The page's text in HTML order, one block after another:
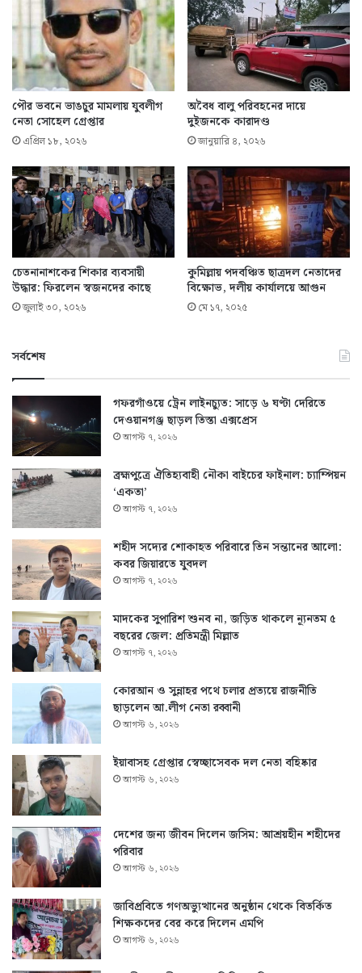
পৌর ভবনে ভাঙচুর মামলায় যুবলীগ
নেতা সোহেল গ্রেপ্তার
এপ্রিল ১৮, ২০২৬
অবৈধ বালু পরিবহনের দায়ে
দুইজনকে কারাদণ্ড
জানুয়ারি ৪, ২০২৬
চেতনানাশকের শিকার ব্যবসায়ী
উদ্ধার: ফিরলেন স্বজনদের কাছে
জুলাই ৩০, ২০২৬
কুমিল্লায় পদবঞ্চিত ছাত্রদল নেতাদের
বিক্ষোভ, দলীয় কার্যালয়ে আগুন
মে ১৭, ২০২৫
সর্বশেষ
গফরগাঁওয়ে ট্রেন লাইনচ্যুত: সাড়ে ৬ ঘণ্টা দেরিতে
দেওয়ানগঞ্জ ছাড়ল তিস্তা এক্সপ্রেস
আগস্ট ৭, ২০২৬
ব্রহ্মপুত্রে ঐতিহ্যবাহী নৌকা বাইচের ফাইনাল: চ্যাম্পিয়ন
‘একতা’
আগস্ট ৭, ২০২৬
শহীদ সদ্যের শোকাহত পরিবারে তিন সন্তানের আলো:
কবর জিয়ারতে যুবদল
আগস্ট ৭, ২০২৬
মাদকের সুপারিশ শুনব না, জড়িত থাকলে ন্যূনতম ৫
বছরের জেল: প্রতিমন্ত্রী মিল্লাত
আগস্ট ৭, ২০২৬
কোরআন ও সুন্নাহর পথে চলার প্রত্যয়ে রাজনীতি
ছাড়লেন আ.লীগ নেতা রব্বানী
আগস্ট ৬, ২০২৬
ইয়াবাসহ গ্রেপ্তার স্বেচ্ছাসেবক দল নেতা বহিষ্কার
আগস্ট ৬, ২০২৬
দেশের জন্য জীবন দিলেন জসিম: আশ্রয়হীন শহীদের
পরিবার
আগস্ট ৬, ২০২৬
জাবিপ্রবিতে গণঅভ্যুত্থানের অনুষ্ঠান থেকে বিতর্কিত
শিক্ষকদের বের করে দিলেন এমপি
আগস্ট ৬, ২০২৬